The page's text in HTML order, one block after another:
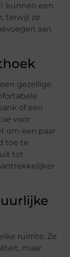
kunnen een
terwijl ze
aan
gezellige
of een
voor
om een paar
toe te
tot
ruimte. Ze
maar